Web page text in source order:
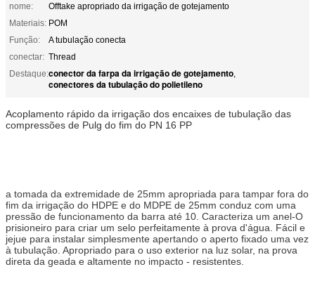
nome:
Offtake apropriado da irrigação de gotejamento
Materiais: POM
Função:
A tubulação conecta
conectar: Thread
Destaque:conector da farpa da irrigação de gotejamento,
conectores da tubulação do polietileno
Acoplamento rápido da irrigação dos encaixes de tubulação das
compressões de Pulg do fim do PN 16 PP
a tomada da extremidade de 25mm apropriada para tampar fora do
fim da irrigação do HDPE e do MDPE de 25mm conduz com uma
pressão de funcionamento da barra até 10. Caracteriza um anel-O
prisioneiro para criar um selo perfeitamente à prova d'água. Fácil e
jejue para instalar simplesmente apertando o aperto fixado uma vez
à tubulação. Apropriado para o uso exterior na luz solar, na prova
direta da geada e altamente no impacto - resistentes.